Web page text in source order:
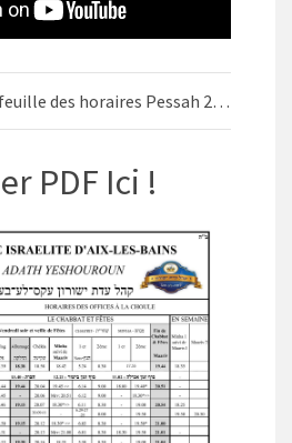
Nouvelle feuille des horaires Pessah 2026
PDF Ici !